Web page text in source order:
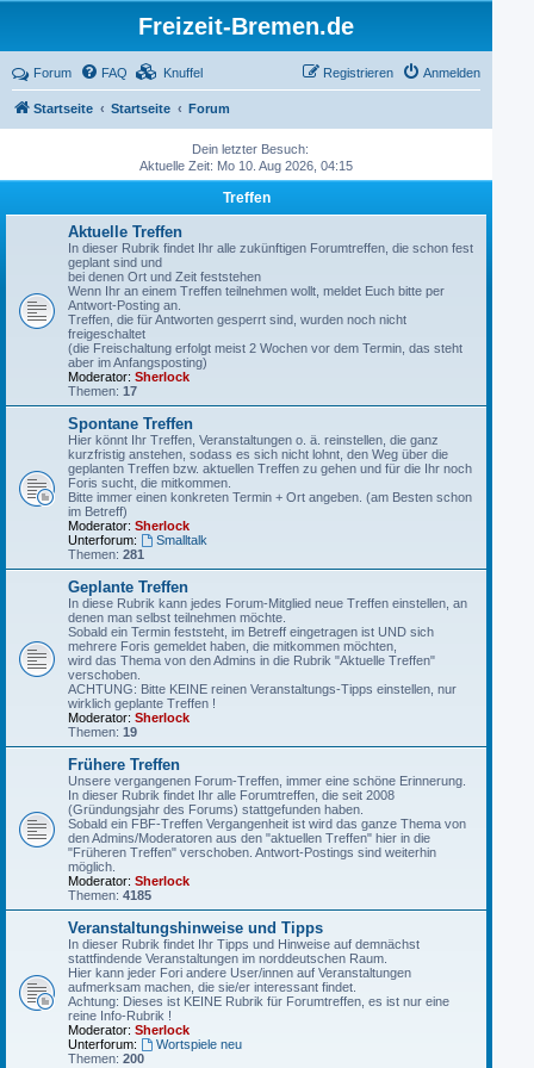
Freizeit-Bremen.de
Forum FAQ Knuffel Anmelden
Registrieren
Startseite Startseite Forum
Dein letzter Besuch:
Aktuelle Zeit: Mo 10. Aug 2026, 04:15
Treffen
Aktuelle Treffen
In dieser Rubrik findet Ihr alle zukünftigen Forumtreffen, die schon fest
geplant sind und
bei denen Ort und Zeit feststehen
Wenn Ihr an einem Treffen teilnehmen wollt, meldet Euch bitte per
Antwort-Posting an.
Treffen, die für Antworten gesperrt sind, wurden noch nicht
freigeschaltet
(die Freischaltung erfolgt meist 2 Wochen vor dem Termin, das steht
aber im Anfangsposting)
Moderator: Sherlock
Themen: 17
Spontane Treffen
Hier könnt Ihr Treffen, Veranstaltungen o. ä. reinstellen, die ganz
kurzfristig anstehen, sodass es sich nicht lohnt, den Weg über die
geplanten Treffen bzw. aktuellen Treffen zu gehen und für die Ihr noch
Foris sucht, die mitkommen.
Bitte immer einen konkreten Termin + Ort angeben. (am Besten schon
im Betreff)
Moderator: Sherlock
Unterforum:
Smalltalk
Themen: 281
Geplante Treffen
In diese Rubrik kann jedes Forum-Mitglied neue Treffen einstellen, an
denen man selbst teilnehmen möchte.
Sobald ein Termin feststeht, im Betreff eingetragen ist UND sich
mehrere Foris gemeldet haben, die mitkommen möchten,
wird das Thema von den Admins in die Rubrik "Aktuelle Treffen"
verschoben.
ACHTUNG: Bitte KEINE reinen Veranstaltungs-Tipps einstellen, nur
wirklich geplante Treffen !
Moderator: Sherlock
Themen: 19
Frühere Treffen
Unsere vergangenen Forum-Treffen, immer eine schöne Erinnerung.
In dieser Rubrik findet Ihr alle Forumtreffen, die seit 2008
(Gründungsjahr des Forums) stattgefunden haben.
Sobald ein FBF-Treffen Vergangenheit ist wird das ganze Thema von
den Admins/Moderatoren aus den "aktuellen Treffen" hier in die
"Früheren Treffen" verschoben. Antwort-Postings sind weiterhin
möglich.
Moderator: Sherlock
Themen: 4185
Veranstaltungshinweise und Tipps
In dieser Rubrik findet Ihr Tipps und Hinweise auf demnächst
stattfindende Veranstaltungen im norddeutschen Raum.
Hier kann jeder Fori andere User/innen auf Veranstaltungen
aufmerksam machen, die sie/er interessant findet.
Achtung: Dieses ist KEINE Rubrik für Forumtreffen, es ist nur eine
reine Info-Rubrik !
Moderator: Sherlock
Unterforum:
Wortspiele neu
Themen: 200